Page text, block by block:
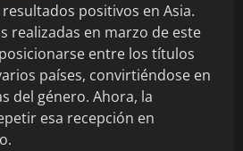
positivos en Asia.
realizadas en marzo de este
entre los títulos
países, convirtiéndose en
del género. Ahora, la
esa recepción en